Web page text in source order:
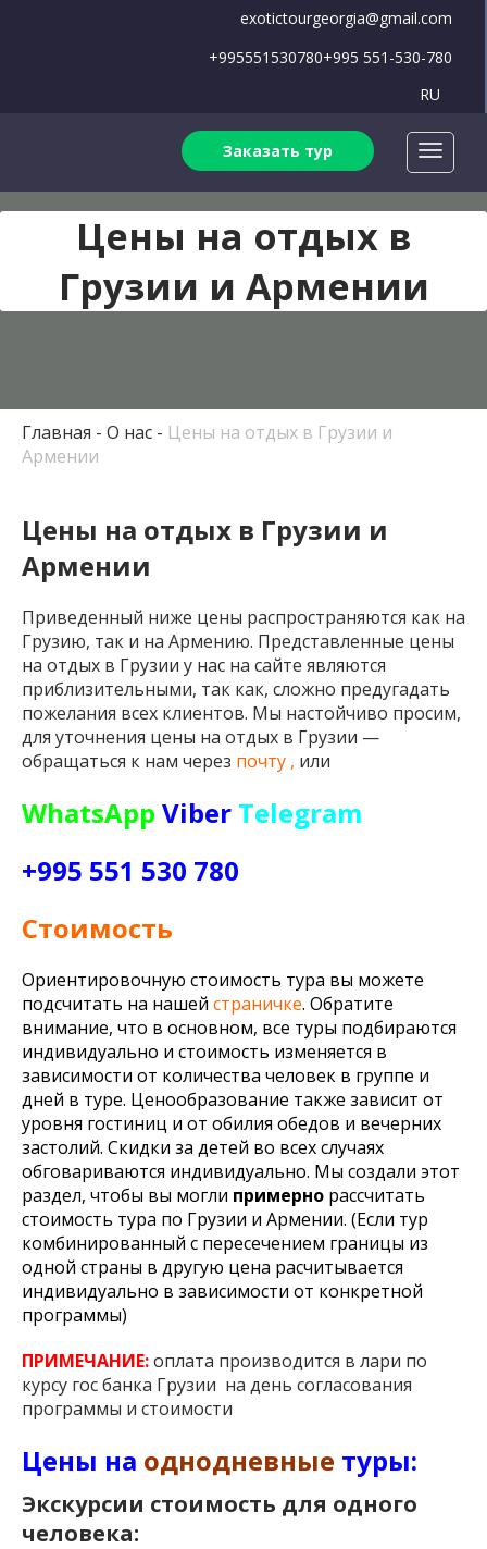
exotictourgeorgia@gmail.com
+995551530780+995 551-530-780
RU
Заказать тур
Цены на отдых в
Грузии и Армении
Главная О нас
Цены на отдых в Грузии и
Армении
Цены на отдых в Грузии и
Армении
Приведенный ниже цены распространяются как на
Грузию, так и на Армению. Представленные цены
на отдых в Грузии у нас на сайте являются
приблизительными, так как, сложно предугадать
пожелания всех клиентов. Мы настойчиво просим,
для уточнения цены на отдых в Грузии —
обращаться к нам через почту , или
WhatsApp Viber Telegram
+995 551 530 780
Стоимость
Ориентировочную стоимость тура вы можете
подсчитать на нашей страничке. Обратите
внимание, что в основном, все туры подбираются
индивидуально и стоимость изменяется в
зависимости от количества человек в группе и
дней в туре. Ценообразование также зависит от
уровня гостиниц и от обилия обедов и вечерних
застолий. Скидки за детей во всех случаях
обговариваются индивидуально. Мы создали этот
раздел, чтобы вы могли примерно рассчитать
стоимость тура по Грузии и Армении. (Если тур
комбинированный с пересечением границы из
одной страны в другую цена расчитывается
индивидуально в зависимости от конкретной
программы)
ПРИМЕЧАНИЕ:оплата производится в лари по
курсу гос банка Грузии на день согласования
программы и стоимости
Цены на однодневные туры:
Экскурсии стоимость для одного
человека: